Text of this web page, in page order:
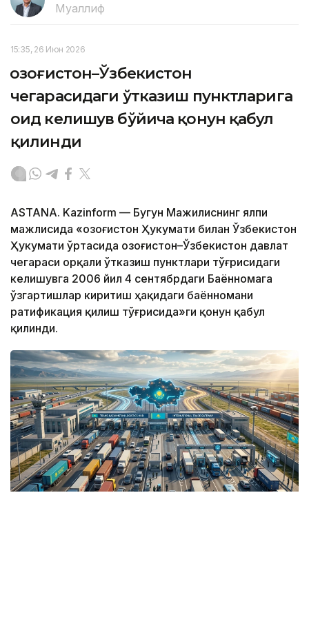
Муаллиф
15:35, 26 Июн 2026
Қозоғистон–Ўзбекистон
чегарасидаги ўтказиш пунктларига
оид келишув бўйича қонун қабул
қилинди
ASTANA. Kazinform — Бугун Мажилиснинг ялпи
мажлисида «Қозоғистон Ҳукумати билан Ўзбекистон
Ҳукумати ўртасида Қозоғистон–Ўзбекистон давлат
чегараси орқали ўтказиш пунктлари тўғрисидаги
келишувга 2006 йил 4 сентябрдаги Баённомага
ўзгартишлар киритиш ҳақидаги баённомани
ратификация қилиш тўғрисида»ги қонун қабул
қилинди.